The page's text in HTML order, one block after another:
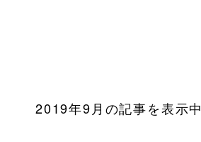
2019年9月の記事を表示中